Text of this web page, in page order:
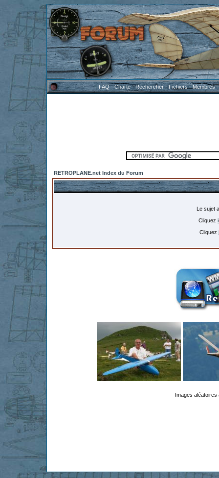
FAQ-Charte-Rechercher-Fichiers-Membres
RETROPLANE.net Index du Forum
Le sujet
Cliquez
Cliquez
Images aléatoires